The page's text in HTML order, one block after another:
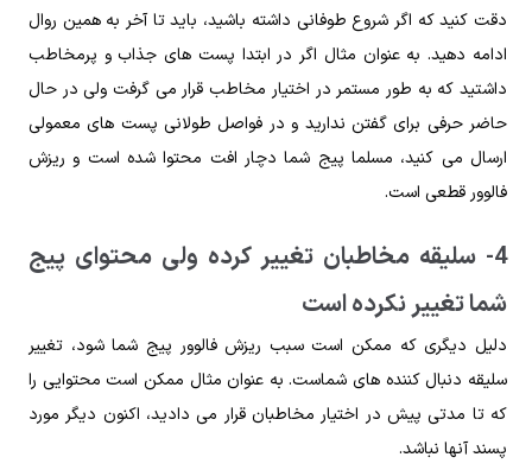
دقت کنید که اگر شروع طوفانی داشته باشید، باید تا آخر به همین روال
ادامه دهید. به عنوان مثال اگر در ابتدا پست های جذاب و پرمخاطب
داشتید که به طور مستمر در اختیار مخاطب قرار می ‌گرفت ولی در حال
حاضر حرفی برای گفتن ندارید و در فواصل طولانی پست های معمولی
ارسال می کنید، مسلما پیج شما دچار افت محتوا شده است و ریزش
فالوور قطعی است.
4- سلیقه مخاطبان تغییر کرده ولی محتوای پیج
شما تغییر نکرده است
دلیل دیگری که ممکن است سبب ریزش فالوور پیج شما شود، تغییر
سلیقه دنبال کننده های شماست. به عنوان مثال ممکن است محتوایی را
که تا مدتی پیش در اختیار مخاطبان قرار می دادید، اکنون دیگر مورد
پسند آنها نباشد.